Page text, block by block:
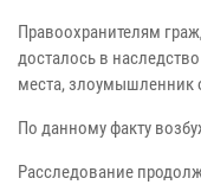
Правоохранителям
досталось в
места, злоумышленник
По данному факту
Расследование